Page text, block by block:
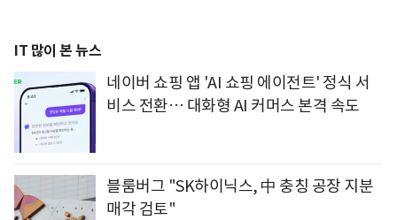
IT 많이 본 뉴스
네이버 쇼핑 앱 'AI 쇼핑 에이전트' 정식 서
비스 전환… 대화형 AI 커머스 본격 속도
블룸버그 "SK하이닉스, 中 충칭 공장 지분
매각 검토"